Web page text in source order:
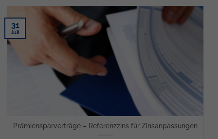
Prämiensparverträge – Referenzzins für Zinsanpassungen
31
Juli